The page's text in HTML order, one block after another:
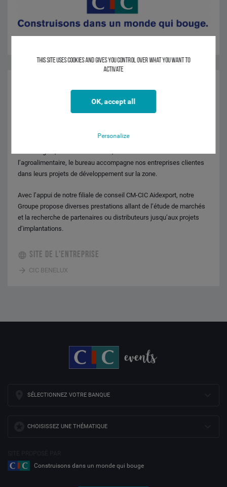
1976, rayonne sur la Belgique, les Pays-Bas et le Luxembourg avec
une grande connaissance des particularités locales et des
Doté d’une expertise dans les secteurs des nouvelles
l’agroalimentaire, le bureau accompagne nos entreprises clientes
dans leurs projets de développement sur la zone.
Avec l’appui de notre filiale de conseil CM-CIC Aidexport, notre
Groupe propose diverses prestations allant de l’étude de marchés
et la recherche de partenaires ou distributeurs jusqu’aux projets
d’implantations.
SITE DE L'ENTREPRISE
CIC BENELUX
SÉLECTIONNEZ VOTRE BANQUE
CHOISISSEZ UNE THÉMATIQUE
Construisons dans un monde qui bouge
This site uses cookies and gives you control over what you want to
activate
OK, accept all
Personalize